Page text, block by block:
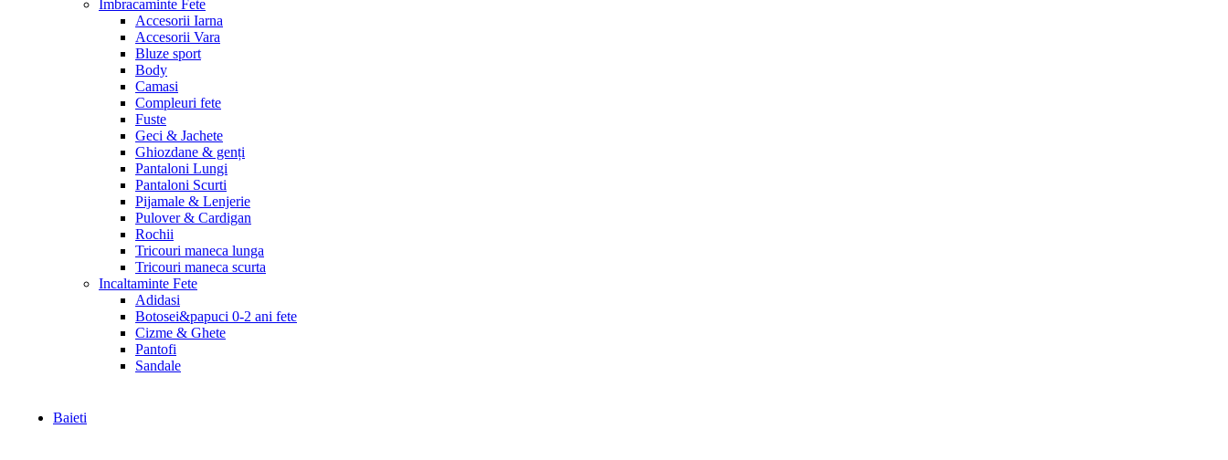
Imbracaminte Fete
Accesorii Iarna
Accesorii Vara
Bluze sport
Body
Camasi
Compleuri fete
Fuste
Geci & Jachete
Ghiozdane & genți
Pantaloni Lungi
Pantaloni Scurti
Pijamale & Lenjerie
Pulover & Cardigan
Rochii
Tricouri maneca lunga
Tricouri maneca scurta
Incaltaminte Fete
Adidasi
Botosei&papuci 0-2 ani fete
Cizme & Ghete
Pantofi
Sandale
Baieti